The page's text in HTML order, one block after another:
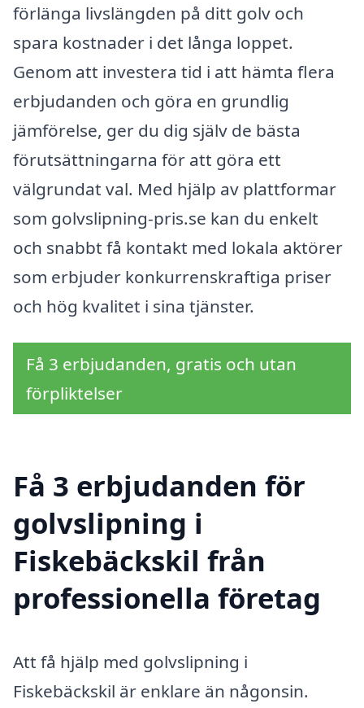
förlänga livslängden på ditt golv och
spara kostnader i det långa loppet.
Genom att investera tid i att hämta flera
erbjudanden och göra en grundlig
jämförelse, ger du dig själv de bästa
förutsättningarna för att göra ett
välgrundat val. Med hjälp av plattformar
som golvslipning-pris.se kan du enkelt
och snabbt få kontakt med lokala aktörer
som erbjuder konkurrenskraftiga priser
och hög kvalitet i sina tjänster.
Få 3 erbjudanden, gratis och utan
förpliktelser
Få 3 erbjudanden för
golvslipning i
Fiskebäckskil från
professionella företag
Att få hjälp med golvslipning i
Fiskebäckskil är enklare än någonsin.